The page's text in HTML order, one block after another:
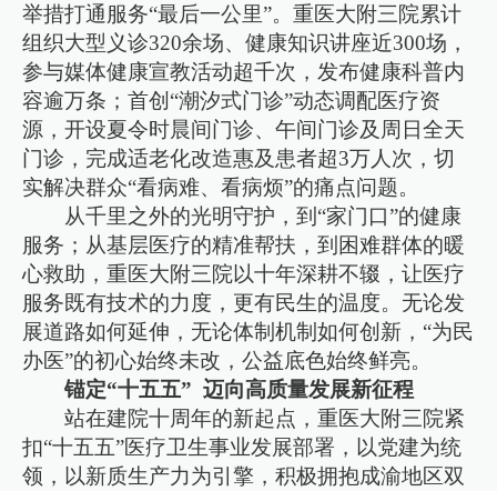
举措打通服务“最后一公里”。重医大附三院累计
组织大型义诊320余场、健康知识讲座近300场，
参与媒体健康宣教活动超千次，发布健康科普内
容逾万条；首创“潮汐式门诊”动态调配医疗资
源，开设夏令时晨间门诊、午间门诊及周日全天
门诊，完成适老化改造惠及患者超3万人次，切
实解决群众“看病难、看病烦”的痛点问题。
从千里之外的光明守护，到“家门口”的健康
服务；从基层医疗的精准帮扶，到困难群体的暖
心救助，重医大附三院以十年深耕不辍，让医疗
服务既有技术的力度，更有民生的温度。无论发
展道路如何延伸，无论体制机制如何创新，“为民
办医”的初心始终未改，公益底色始终鲜亮。
锚定“十五五” 迈向高质量发展新征程
站在建院十周年的新起点，重医大附三院紧
扣“十五五”医疗卫生事业发展部署，以党建为统
领，以新质生产力为引擎，积极拥抱成渝地区双